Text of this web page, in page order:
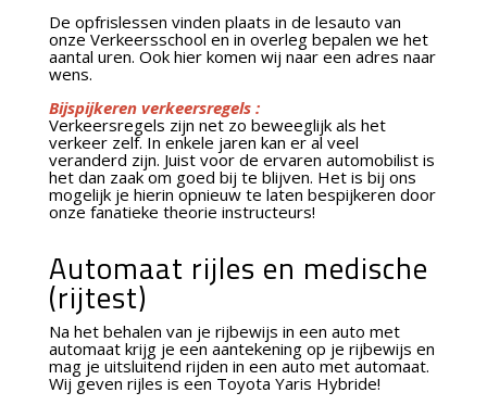
De opfrislessen vinden plaats in de lesauto van
onze Verkeersschool en in overleg bepalen we het
aantal uren. Ook hier komen wij naar een adres naar
wens.
Bijspijkeren verkeersregels :
Verkeersregels zijn net zo beweeglijk als het
verkeer zelf. In enkele jaren kan er al veel
veranderd zijn. Juist voor de ervaren automobilist is
het dan zaak om goed bij te blijven. Het is bij ons
mogelijk je hierin opnieuw te laten bespijkeren door
onze fanatieke theorie instructeurs!
Automaat rijles en medische
(rijtest)
Na het behalen van je rijbewijs in een auto met
automaat krijg je een aantekening op je rijbewijs en
mag je uitsluitend rijden in een auto met automaat.
Wij geven rijles is een Toyota Yaris Hybride!